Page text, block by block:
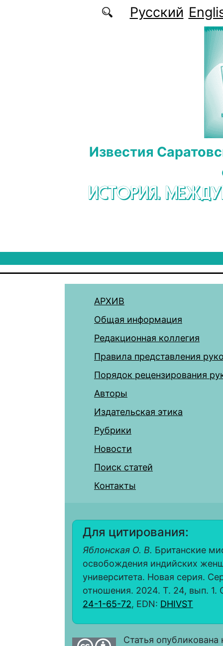
Перейти к основному содержаниюРусский
Известия
ИСТОРИЯ.
АРХИВ
Общая информация
Редакционная коллегия
Правила представления
Порядок рецензирования
Авторы
Издательская этика
Рубрики
Новости
Поиск статей
Контакты
Для цитирования:
Яблонская О. В. Британские
освобождения индийских
университета. Новая серия.
отношения. 2024. Т. 24, вып. 1.
24-1-65-72, EDN: DHIVST
Статья